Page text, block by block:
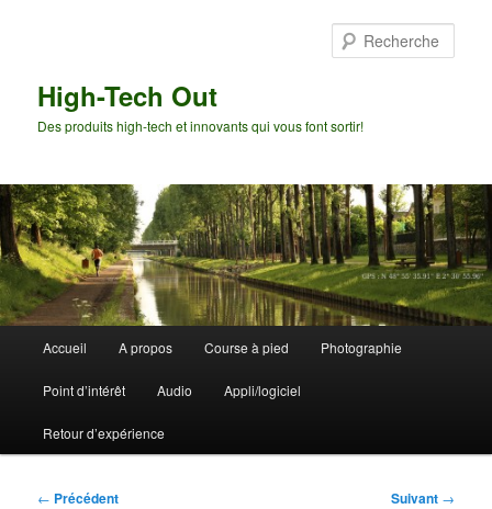
High-Tech Out
Des produits high-tech et innovants qui vous font sortir!
principal
Accueil A propos Course à pied Photographie
Point d’intérêt Audio Appli/logiciel
Retour d’expérience
Navigation
← Précédent Suivant →